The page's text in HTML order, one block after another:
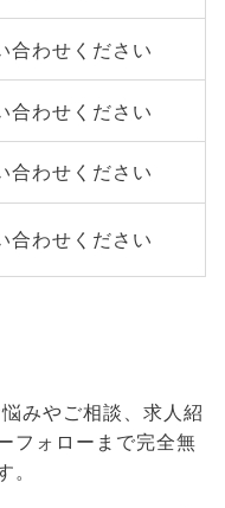
合わせください
合わせください
合わせください
合わせください
みやご相談、求人紹
フォローまで完全無